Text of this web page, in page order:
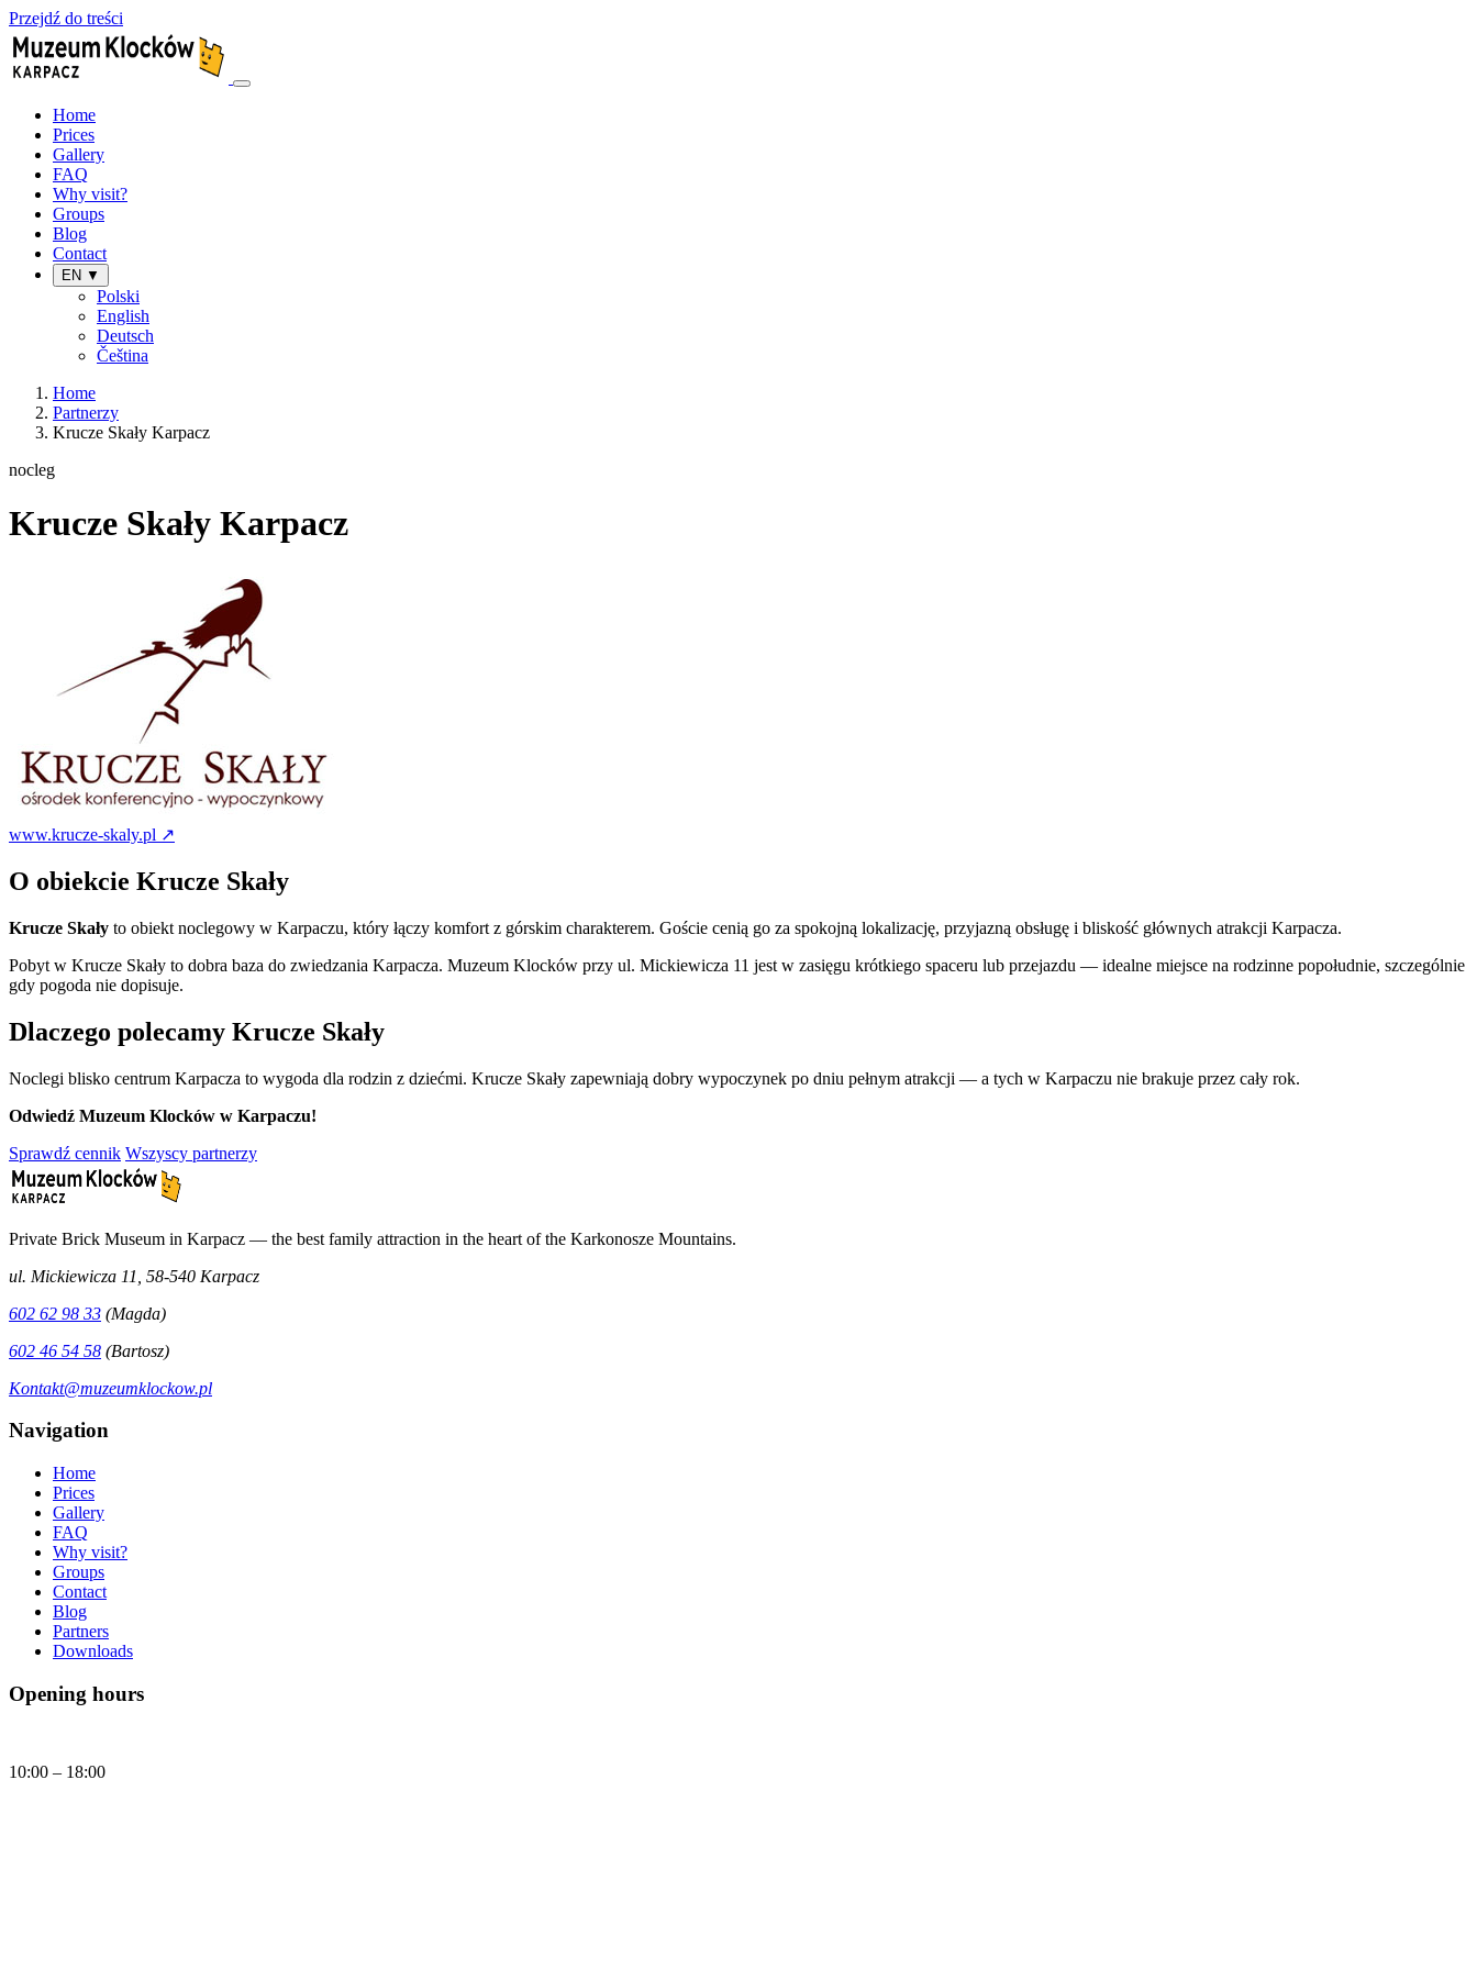
Przejdź do treści
Home
Prices
Gallery
FAQ
Why visit?
Groups
Blog
Contact
EN ▼
Polski
English
Deutsch
Čeština
Home
Partnerzy
Krucze Skały Karpacz
nocleg
Krucze Skały Karpacz
www.krucze-skaly.pl ↗
O obiekcie Krucze Skały
Krucze Skały to obiekt noclegowy w Karpaczu, który łączy komfort z górskim charakterem. Goście cenią go za spokojną lokalizację, przyjazną obsługę i bliskość głównych atrakcji Karpacza.
Pobyt w Krucze Skały to dobra baza do zwiedzania Karpacza. Muzeum Klocków przy ul. Mickiewicza 11 jest w zasięgu krótkiego spaceru lub przejazdu — idealne miejsce na rodzinne popołudnie, szczególnie
gdy pogoda nie dopisuje.
Dlaczego polecamy Krucze Skały
Noclegi blisko centrum Karpacza to wygoda dla rodzin z dziećmi. Krucze Skały zapewniają dobry wypoczynek po dniu pełnym atrakcji — a tych w Karpaczu nie brakuje przez cały rok.
Odwiedź Muzeum Klocków w Karpaczu!
Sprawdź cennik Wszyscy partnerzy
Private Brick Museum in Karpacz — the best family attraction in the heart of the Karkonosze Mountains.
ul. Mickiewicza 11, 58-540 Karpacz
602 62 98 33 (Magda)
602 46 54 58 (Bartosz)
Kontakt@muzeumklockow.pl
Navigation
Home
Prices
Gallery
FAQ
Why visit?
Groups
Contact
Blog
Partners
Downloads
Opening hours
10:00 – 18:00